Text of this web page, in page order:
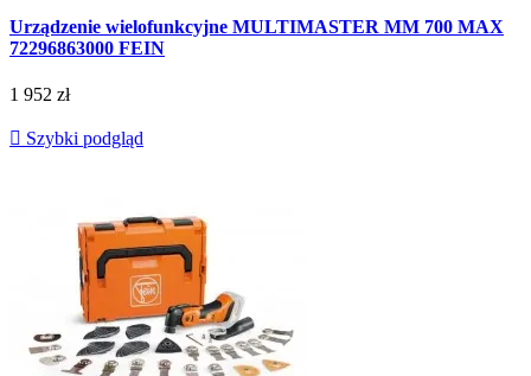
Urządzenie wielofunkcyjne MULTIMASTER MM 700 MAX
72296863000 FEIN
1 952 zł
 Szybki podgląd